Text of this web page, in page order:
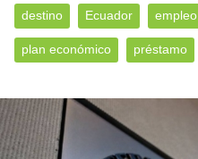
destino Ecuador empleo
plan económico préstamo